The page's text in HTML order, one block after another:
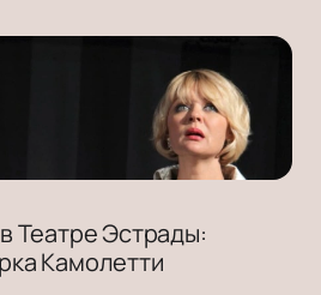
Театре Эстрады:
Камолетти